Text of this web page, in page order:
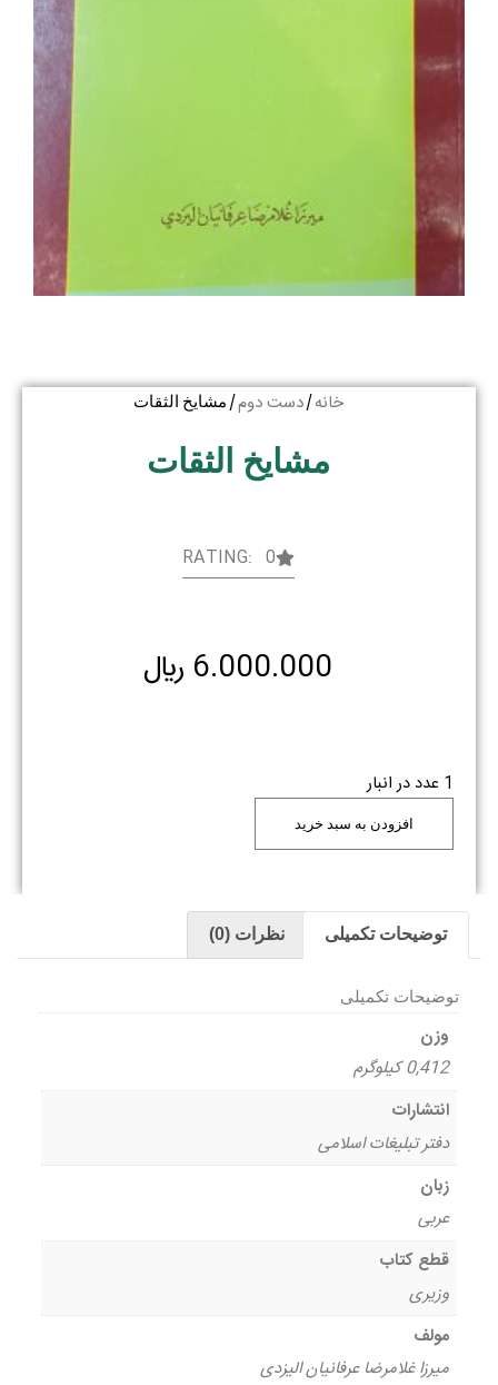
خانه/دست دوم/ مشایخ الثقات
مشایخ الثقات
RATING: 0
6.000.000 ﷼
1 عدد در انبار
افزودن به سبد خرید
توضیحات تکمیلی نظرات (0)
توضیحات تکمیلی
وزن
0,412 کیلوگرم
انتشارات
دفتر تبلیغات اسلامی
زبان
عربی
قطع کتاب
وزیری
مولف
میرزا غلامرضا عرفانیان الیزدی